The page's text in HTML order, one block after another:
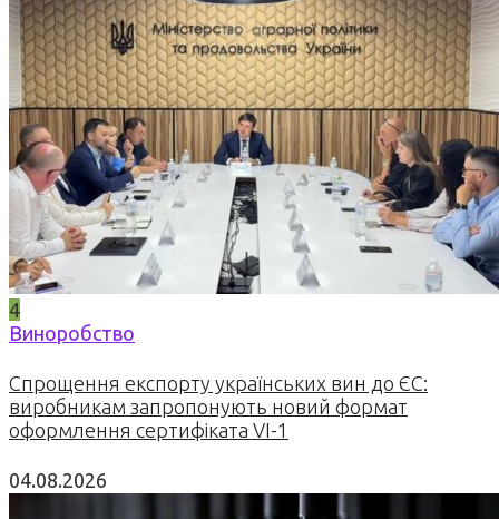
4
Виноробство
Спрощення експорту українських вин до ЄС:
виробникам запропонують новий формат
оформлення сертифіката VI-1
04.08.2026